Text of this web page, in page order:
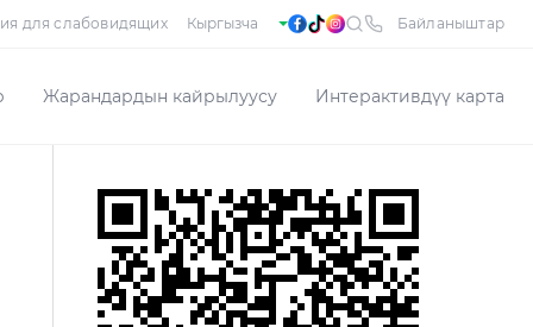
для слабовидящих Байланыштар
Жарандардын кайрылуусу Интерактивдүү карта